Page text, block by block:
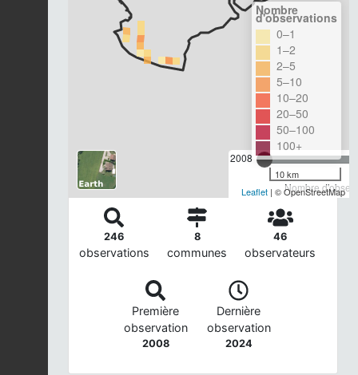
2008
Nombre
Nombre
d'observations
0–1
1–2
2–5
5–10
10–20
20–50
50–100
100+
10 km
Leaflet | © OpenStreetMap
246
observations
8
communes
46
observateurs
Première
observation
2008
Dernière
observation
2024